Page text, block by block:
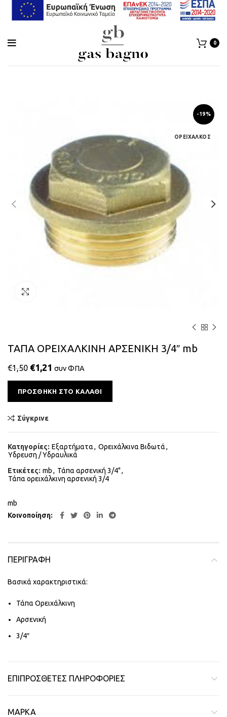
0
-19%
ΟΡΕΙΧΑΛΚΟΣ
ΤΑΠΑ ΟΡΕΙΧΑΛΚΙΝΗ ΑΡΣΕΝΙΚΗ 3/4″ mb
€1,50 €1,21 συν ΦΠΑ
ΠΡΟΣΘΉΚΗ ΣΤΟ ΚΑΛΆΘΙ
Σύγκρινε
Κατηγορίες: Εξαρτήματα, Ορειχάλκινα Βιδωτά,
Υδρευση / Υδραυλικά
Ετικέτες: mb, Τάπα αρσενική 3/4",
Τάπα ορειχάλκινη αρσενική 3/4
mb
Κοινοποίηση
ΠΕΡΙΓΡΑΦΉ
Βασικά χαρακτηριστικά:
Τάπα Ορειχάλκινη
Αρσενική
3/4″
ΕΠΙΠΡΌΣΘΕΤΕΣ ΠΛΗΡΟΦΟΡΊΕΣ
ΜΆΡΚΑ